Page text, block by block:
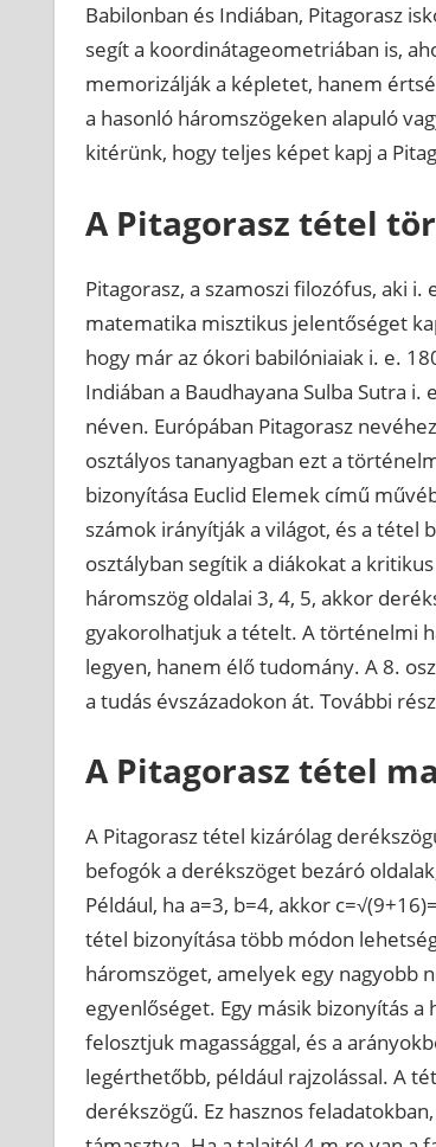
Babilonban és Indiában, Pitagorasz
segít a koordinátageometriában is,
memorizálják a képletet, hanem
a hasonló háromszögeken alapuló
kitérünk, hogy teljes képet kapj a
A Pitagorasz tétel
Pitagorasz, a szamoszi filozófus, aki
matematika misztikus jelentőséget
hogy már az ókori babilóniaiak i. e.
Indiában a Baudhayana Sulba Sutra
néven. Európában Pitagorasz
osztályos tananyagban ezt a
bizonyítása Euclid Elemek című
számok irányítják a világot, és a tétel
osztályban segítik a diákokat a
háromszög oldalai 3, 4, 5, akkor
gyakorolhatjuk a tételt. A történelmi
legyen, hanem élő tudomány. A 8.
a tudás évszázadokon át. További
A Pitagorasz tétel
A Pitagorasz tétel kizárólag
befogók a derékszöget bezáró
Például, ha a=3, b=4, akkor
tétel bizonyítása több módon
háromszöget, amelyek egy nagyobb
egyenlőséget. Egy másik bizonyítás
felosztjuk magassággal, és a
legérthetőbb, például rajzolással. A
derékszögű. Ez hasznos